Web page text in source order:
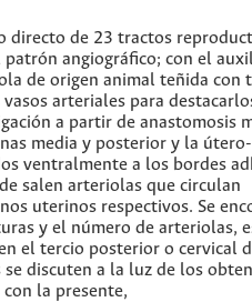
directo de 23 tractos
angiográfico; con el
de origen animal teñida con
arteriales para
a partir de anastomosis
media y posterior y la
ventralmente a los bordes
salen arteriolas que circulan
uterinos respectivos. Se
y el número de arteriolas,
el tercio posterior o cervical
discuten a la luz de los
la presente,